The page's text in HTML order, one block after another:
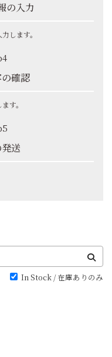
の入力
します。
確認
す。
送
In Stock / 在庫ありのみ